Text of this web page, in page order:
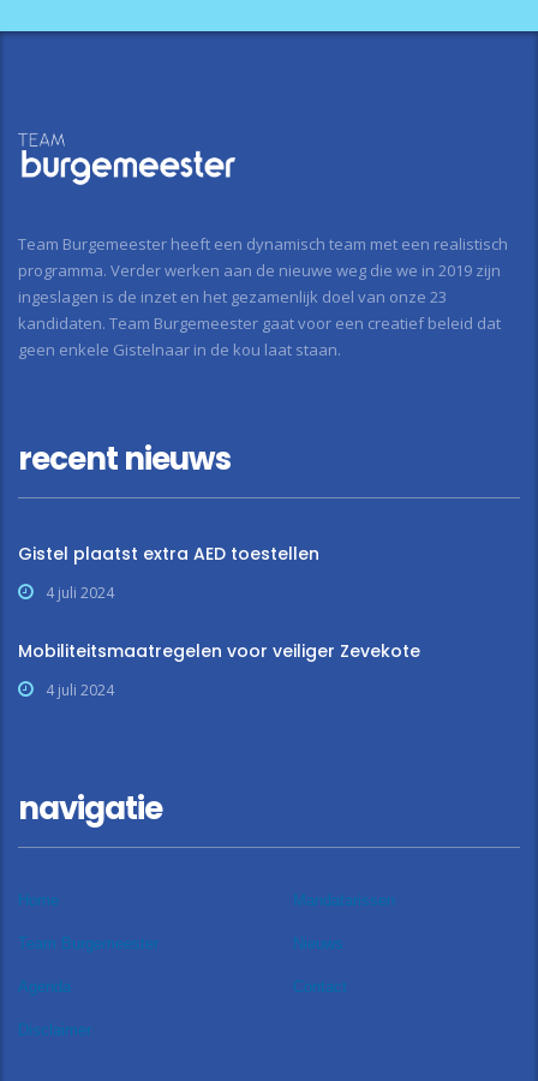
Team Burgemeester heeft een dynamisch team met een realistisch
programma. Verder werken aan de nieuwe weg die we in 2019 zijn
ingeslagen is de inzet en het gezamenlijk doel van onze 23
kandidaten. Team Burgemeester gaat voor een creatief beleid dat
geen enkele Gistelnaar in de kou laat staan.
recent nieuws
Gistel plaatst extra AED toestellen
4 juli 2024
Mobiliteitsmaatregelen voor veiliger Zevekote
4 juli 2024
navigatie
Home Mandatarissen
Team Burgemeester Nieuws
Agenda Contact
Disclaimer